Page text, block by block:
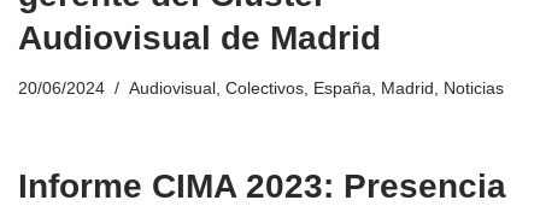
Audiovisual de Madrid
20/06/2024 Audiovisual Colectivos España Madrid Noticias
Informe CIMA 2023: Presencia